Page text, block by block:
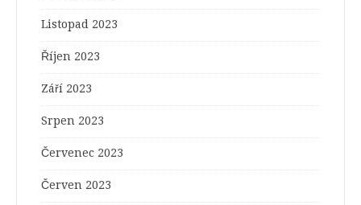
Listopad 2023
Říjen 2023
Září 2023
Srpen 2023
Červenec 2023
Červen 2023